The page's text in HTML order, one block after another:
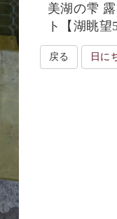
美湖の雫
ト【湖眺望
戻る 日に